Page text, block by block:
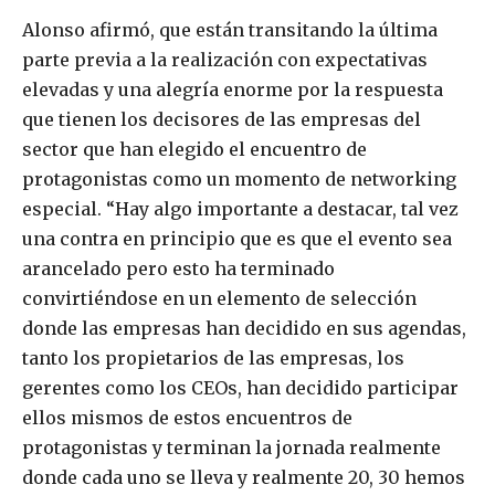
Alonso afirmó, que están transitando la última
parte previa a la realización con expectativas
elevadas y una alegría enorme por la respuesta
que tienen los decisores de las empresas del
sector que han elegido el encuentro de
protagonistas como un momento de networking
especial. “Hay algo importante a destacar, tal vez
una contra en principio que es que el evento sea
arancelado pero esto ha terminado
convirtiéndose en un elemento de selección
donde las empresas han decidido en sus agendas,
tanto los propietarios de las empresas, los
gerentes como los CEOs, han decidido participar
ellos mismos de estos encuentros de
protagonistas y terminan la jornada realmente
donde cada uno se lleva y realmente 20, 30 hemos